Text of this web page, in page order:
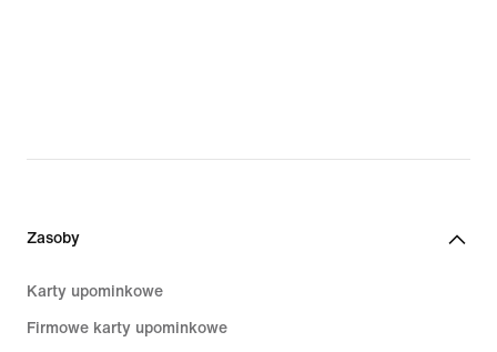
Zasoby
Karty upominkowe
Firmowe karty upominkowe